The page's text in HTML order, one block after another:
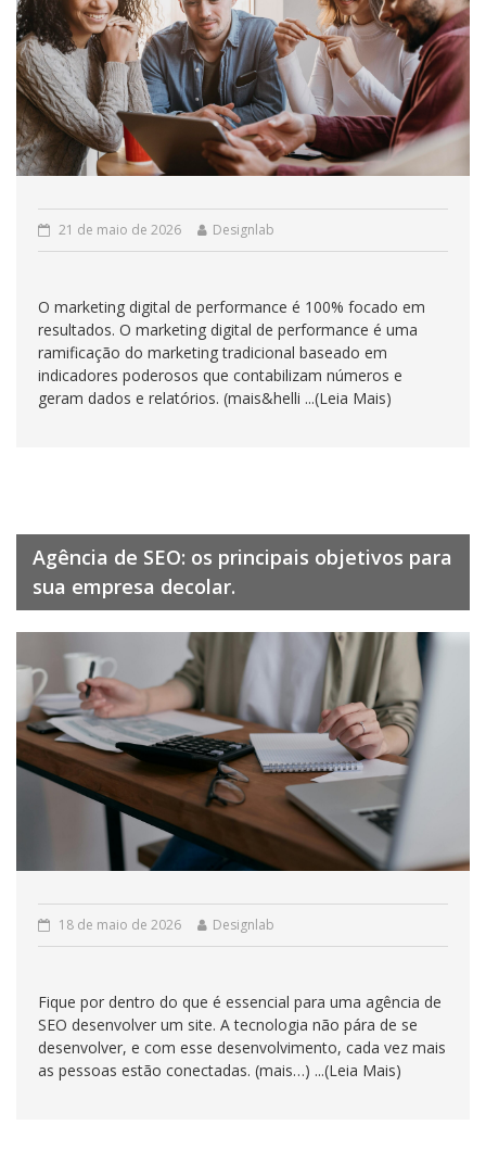
21 de maio de 2026 Designlab
O marketing digital de performance é 100% focado em
resultados. O marketing digital de performance é uma
ramificação do marketing tradicional baseado em
indicadores poderosos que contabilizam números e
geram dados e relatórios. (mais&helli ...(Leia Mais)
Agência de SEO: os principais objetivos para
sua empresa decolar.
18 de maio de 2026 Designlab
Fique por dentro do que é essencial para uma agência de
SEO desenvolver um site. A tecnologia não pára de se
desenvolver, e com esse desenvolvimento, cada vez mais
as pessoas estão conectadas. (mais…) ...(Leia Mais)